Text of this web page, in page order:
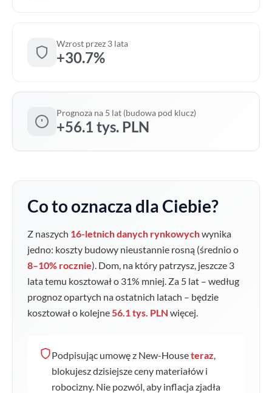
Wzrost przez 3 lata
+30.7%
Prognoza na 5 lat (budowa pod klucz)
+56.1 tys. PLN
Co to oznacza dla Ciebie?
Z naszych 16-letnich danych rynkowychwynika
jedno: koszty budowy nieustannie rosną (średnio o
8–10% rocznie). Dom, na który patrzysz, jeszcze 3
lata temu kosztował o 31% mniej. Za 5 lat – według
prognoz opartych na ostatnich latach – będzie
kosztował o kolejne56.1 tys. PLN więcej.
Podpisując umowę z New-Houseteraz,
blokujesz dzisiejsze ceny materiałów i
robocizny. Nie pozwól, aby inflacja zjadła